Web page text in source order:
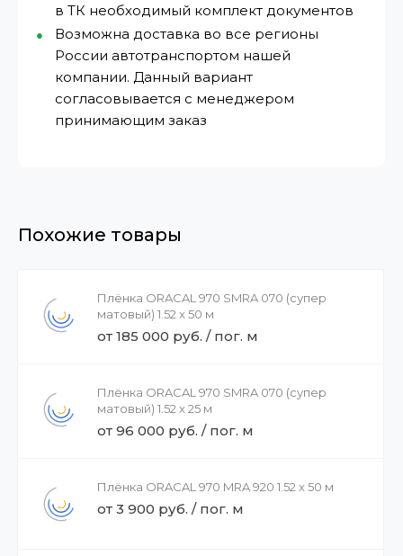
в ТК необходимый комплект документов
Возможна доставка во все регионы
России автотранспортом нашей
компании. Данный вариант
согласовывается с менеджером
принимающим заказ
Похожие товары
Плёнка ORACAL 970 SMRA 070 (супер
матовый) 1.52 x 50 м
от 185 000 руб. / пог. м
Плёнка ORACAL 970 SMRA 070 (супер
матовый) 1.52 x 25 м
от 96 000 руб. / пог. м
Плёнка ORACAL 970 MRA 920 1.52 x 50 м
от 3 900 руб. / пог. м